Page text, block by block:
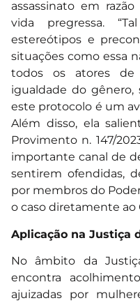
assassinato em
vida pregressa.
estereótipos e
situações como essa
todos os atores de
igualdade do gênero,
este protocolo é um
Além disso, ela
Provimento n. 147/
importante canal de
sentirem ofendidas,
por membros do
o caso diretamente ao
Aplicação na Justiça
No âmbito da
encontra
ajuizadas por